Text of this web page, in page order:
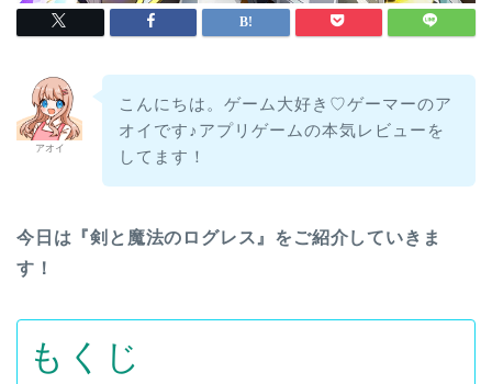
アオイ
こんにちは。ゲーム大好き♡ゲーマーのア
オイです♪アプリゲームの本気レビューを
してます！
今日は『剣と魔法のログレス』をご紹介していきま
す！
もくじ